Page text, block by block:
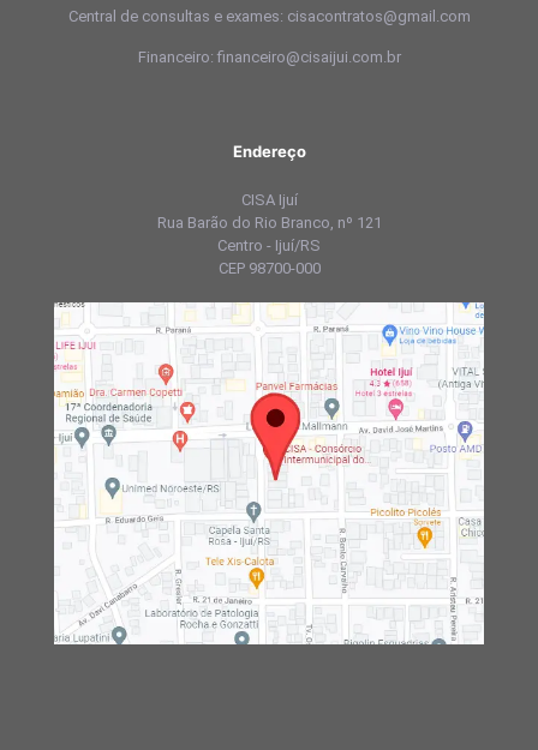
Central de consultas e exames: cisacontratos@gmail.com
Financeiro: financeiro@cisaijui.com.br
Endereço
CISA Ijuí
Rua Barão do Rio Branco, nº 121
Centro - Ijuí/RS
CEP 98700-000